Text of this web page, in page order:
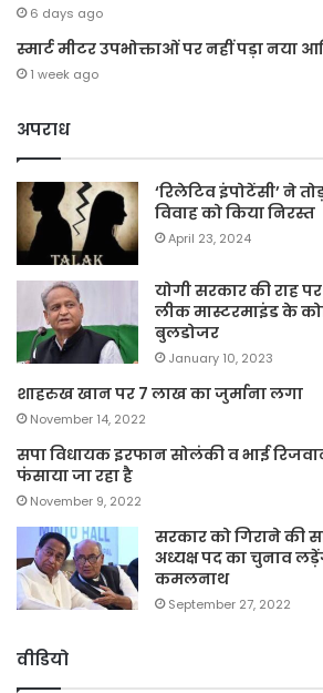
6 days ago
स्मार्ट मीटर उपभोक्ताओं पर नहीं पड़ा नया
1 week ago
अपराध
‘रिलेटिव इंपोटेंसी’ ने
विवाह को किया निरस्त
April 23, 2024
योगी सरकार की राह
लीक मास्टरमाइंड के
बुलडोजर
January 10, 2023
शाहरुख खान पर 7 लाख का जुर्माना लगा
November 14, 2022
सपा विधायक इरफान सोलंकी व भाई
फंसाया जा रहा है
November 9, 2022
सरकार को गिराने की
अध्यक्ष पद का चुनाव
कमलनाथ
September 27, 2022
वीडियो